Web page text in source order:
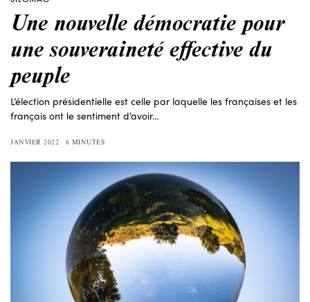
Une nouvelle démocratie pour
une souveraineté effective du
peuple
L’élection présidentielle est celle par laquelle les françaises et les
français ont le sentiment d’avoir…
JANVIER 2022 6 MINUTES